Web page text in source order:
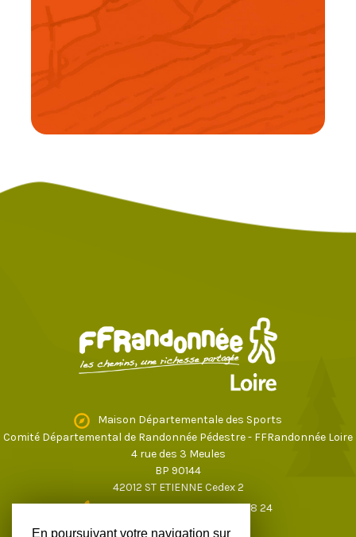
Maison Départementale des Sports
Comité Départemental de Randonnée Pédestre - FFRandonnée Loire
4 rue des 3 Meules
BP 90144
42012 ST ETIENNE Cedex 2
04 77 43 59 17ou04 77 37 28 24
loire@ffrandonnee.fr
En poursuivant votre navigation sur